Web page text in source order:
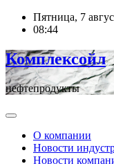
ПерейтиПятница, 7
08:44
Комплексойл
нефтепродукты
О компании
Новости
Новости